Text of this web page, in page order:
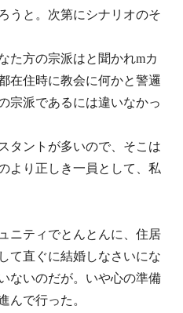
うと。次第にシナリオのそ
た方の宗派はと聞かれmカ
在住時に教会に何かと警邏
宗派であるには違いなかっ
タントが多いので、そこは
より正しき一員として、私
ニティでとんとんに、住居
て直ぐに結婚しなさいにな
ないのだが。いや心の準備
んで行った。